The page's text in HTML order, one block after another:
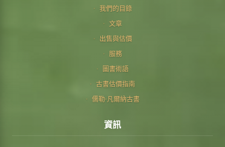
我們的目錄
文章
出售與估價
服務
圖書術語
古書估價指南
儒勒·凡爾納古書
資訊